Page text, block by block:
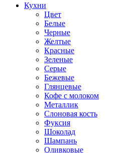
Кухни
Цвет
Белые
Черные
Желтые
Красные
Зеленые
Серые
Бежевые
Глянцевые
Кофе с молоком
Металлик
Слоновая кость
Фуксия
Шоколад
Шампань
Оливковые